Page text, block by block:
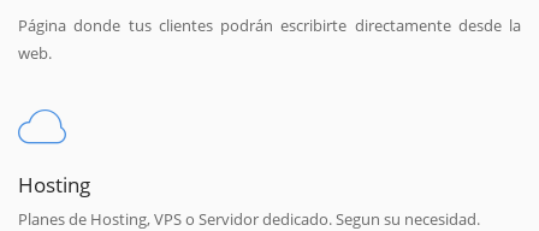
Página donde tus clientes podrán escribirte directamente desde la
web.
Hosting
Planes de Hosting, VPS o Servidor dedicado. Segun su necesidad.